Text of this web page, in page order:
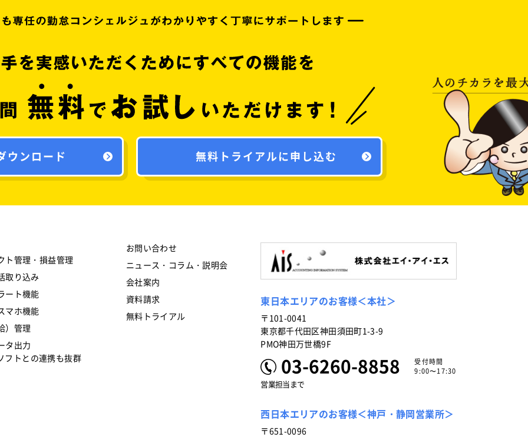
ウンロード 無料トライアルに申し込む
ト管理・損益管理
取り込み
ート機能
マホ機能
）管理
タ出力
トとの連携も抜群
お問い合わせ
ニュース・コラム・説明会
会社案内
資料請求
無料トライアル
東日本エリアのお客様＜本社＞
〒101-0041
東京都千代田区神田須田町1-3-9
PMO神田万世橋9F
03-6260-8858
受付時間
9:00〜17:30
営業担当まで
西日本エリアのお客様＜神戸・静岡営業所＞
〒651-0096